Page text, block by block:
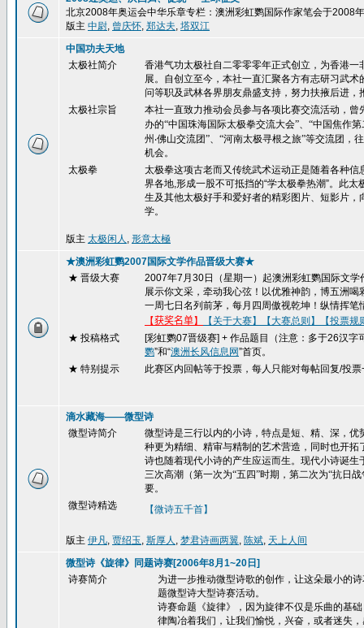
北京2008年奥运会中华乐章专栏：澳洲彩虹鹦国际作家笔会于2008
版主 中尉, 曾庆怀, 郑达夫, 塔双江
中国功夫天地
太极社简介
香港气功太极社自二零零零年正式创立，为香港
展。自创立至今，本社一直汇聚各方有志研习武
问等职及武林各界朋友鼎盛支持，努力扶掖后进，
太极社宗旨
本社一直致力推动会员参与各项比赛交流活动，
办的“中国珠海国际太极拳交流大会”、“中国焦作
州 ‧佛山交流团”、“河南太极寻根之旅”等交流团，
机会。
太极拳
太极拳这项古老而又传统武术运动正是随着各种
界各地,形成一股不可抵挡的“学太极拳热潮”。此
生及其他太极好手和爱好者的精彩图片、短影片
学。
版主 太极闲人 , 形意太極
★澳洲彩虹鹦2007国际文学作品晋级大赛★
★ 晋级大赛
2007年7 月 30日（星期一）起澳洲彩虹鹦国际文
展示你文采，牵动我心弦！以优雅神韵，博五洲喝
一周七日名列前茅，每月四周傲视乾坤！纵情挥笔
【获奖名单】 【关于大赛】 【大赛总则】
【投票规
★ 投稿格式
[彩虹鹦07晋级赛] + 作品题目（注意：多于26汉字
鹦”和“澳洲长风信息网”首页。
★ 特别提示
此赛区内回帖等于投票，每人只能对每帖回复/投票
滴水藏海——微型诗
微型诗简介
微型诗是三行以内的小诗，特点是短、精、深，
种更为精细、精审与精制的艺术营造，同时也开
诗也随着现代小诗的产生应运而生。现代小诗诞
三次高潮（第一次为“五四”时期，第二次为“抗日
要。
微型诗精选
【微诗五千首】
版主 伊凡, 贾绍玉, 斯厚人 , 梦君诗画两翼, 陈斌, 天上人间
微型诗《旋律》同题诗赛[2006年8月1~20日]
诗赛简介
为进一步推动微型诗歌的创作，让这朵最小的
题微型诗大型诗赛活动。
诗赛命题《旋律》，因为旋律不仅是乐曲的基
律陶冶着我们，让我们愉悦，兴奋，或者迷失